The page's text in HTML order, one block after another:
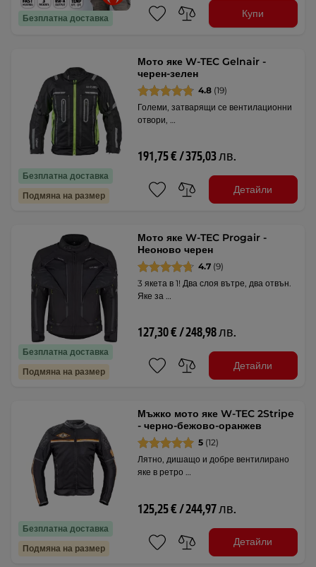
Безплатна доставка Купи
Безплатна доставка
Подмяна на размер
Мото яке W-TEC Gelnair -
черен-зелен
4.8 (19)
Големи, затварящи се вентилационни
отвори, …
191,75 € / 375,03 лв.
Детайли
Безплатна доставка
Подмяна на размер
Мото яке W-TEC Progair -
Неоново черен
4.7 (9)
3 якета в 1! Два слоя вътре, два отвън.
Яке за …
127,30 € / 248,98 лв.
Детайли
Безплатна доставка
Подмяна на размер
Мъжко мото яке W-TEC 2Stripe
- черно-бежово-оранжев
5 (12)
Лятно, дишащо и добре вентилирано
яке в ретро …
125,25 € / 244,97 лв.
Детайли